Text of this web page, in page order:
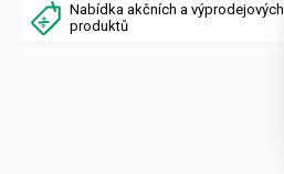
Nabídka akčních a výprodejových
produktů